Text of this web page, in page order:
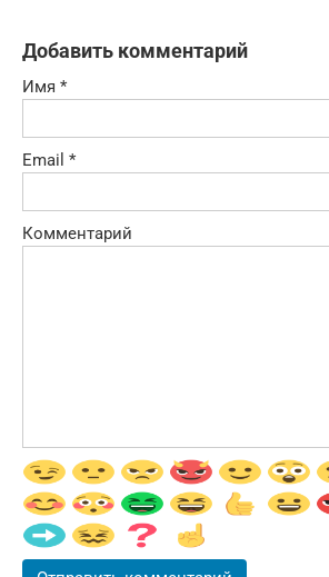
Добавить комментарий
Имя *
Email *
Комментарий